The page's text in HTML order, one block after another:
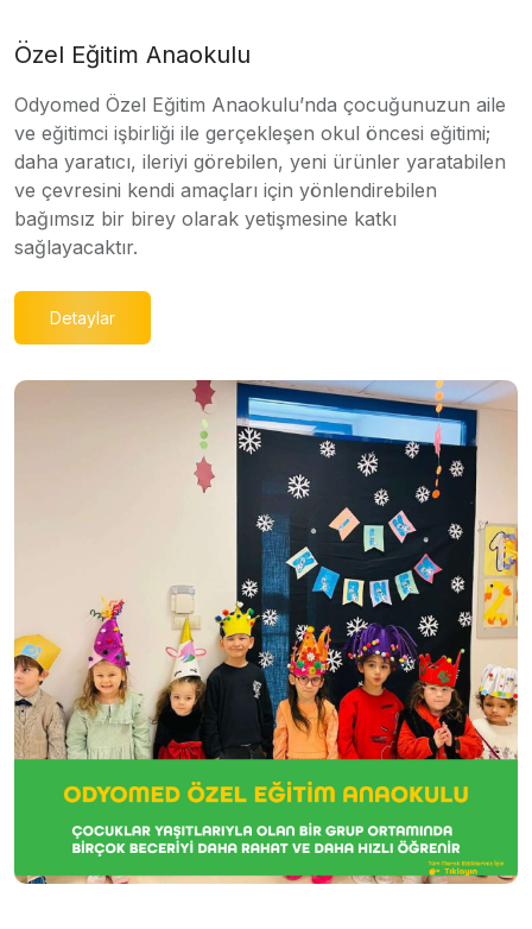
Özel Eğitim Anaokulu
Odyomed Özel Eğitim Anaokulu’nda çocuğunuzun aile
ve eğitimci işbirliği ile gerçekleşen okul öncesi eğitimi;
daha yaratıcı, ileriyi görebilen, yeni ürünler yaratabilen
ve çevresini kendi amaçları için yönlendirebilen
bağımsız bir birey olarak yetişmesine katkı
sağlayacaktır.
Detaylar